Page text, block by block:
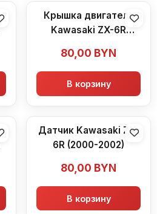
Крышка двигателя
Kawasaki ZX-6R
80,00 BYN
В корзину
Датчик Kawasaki ZX-
6R (2000-2002)
80,00 BYN
В корзину